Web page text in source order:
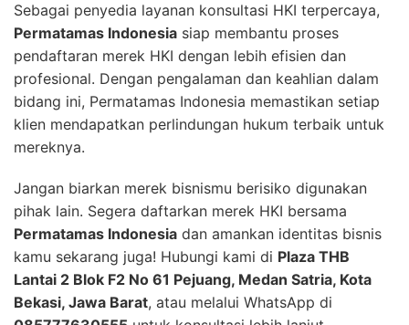
Sebagai penyedia layanan konsultasi HKI terpercaya,
Permatamas Indonesia siap membantu proses
pendaftaran merek HKI dengan lebih efisien dan
profesional. Dengan pengalaman dan keahlian dalam
bidang ini, Permatamas Indonesia memastikan setiap
klien mendapatkan perlindungan hukum terbaik untuk
mereknya.
Jangan biarkan merek bisnismu berisiko digunakan
pihak lain. Segera daftarkan merek HKI bersama
Permatamas Indonesia dan amankan identitas bisnis
kamu sekarang juga! Hubungi kami di Plaza THB
Lantai 2 Blok F2 No 61 Pejuang, Medan Satria, Kota
Bekasi, Jawa Barat, atau melalui WhatsApp di